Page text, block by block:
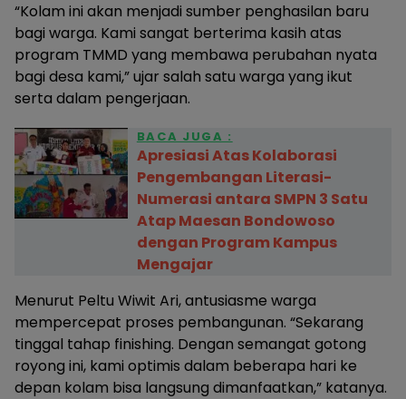
“Kolam ini akan menjadi sumber penghasilan baru
bagi warga. Kami sangat berterima kasih atas
program TMMD yang membawa perubahan nyata
bagi desa kami,” ujar salah satu warga yang ikut
serta dalam pengerjaan.
BACA JUGA :
Apresiasi Atas Kolaborasi
Pengembangan Literasi-
Numerasi antara SMPN 3 Satu
Atap Maesan Bondowoso
dengan Program Kampus
Mengajar
Menurut Peltu Wiwit Ari, antusiasme warga
mempercepat proses pembangunan. “Sekarang
tinggal tahap finishing. Dengan semangat gotong
royong ini, kami optimis dalam beberapa hari ke
depan kolam bisa langsung dimanfaatkan,” katanya.